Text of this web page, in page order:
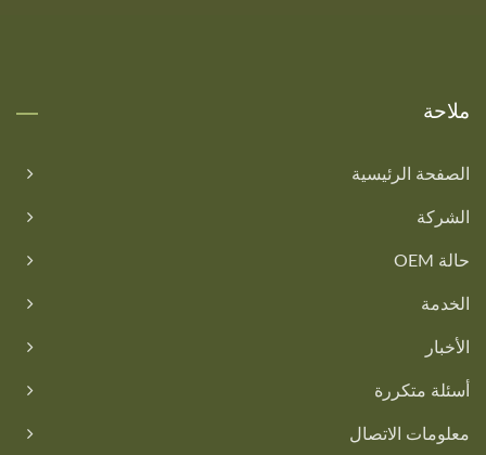
ملاحة
الصفحة الرئيسية
الشركة
حالة OEM
الخدمة
الأخبار
أسئلة متكررة
معلومات الاتصال